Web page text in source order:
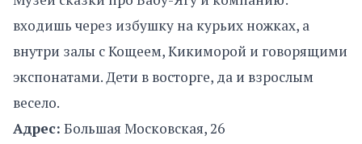
входишь через избушку на курьих ножках, а
внутри залы с Кощеем, Кикиморой и говорящими
экспонатами. Дети в восторге, да и взрослым
весело.
Адрес: Большая Московская, 26